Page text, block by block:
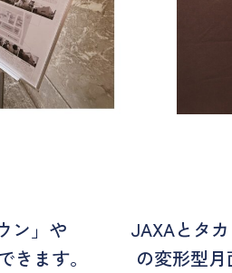
ン」や
きます。
JAXAとタ
の変形型